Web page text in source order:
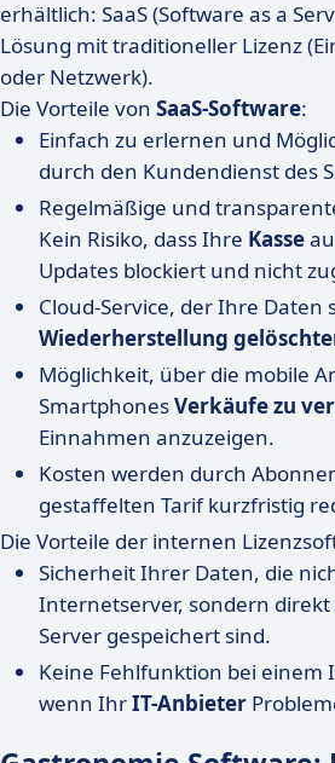
erhältlich: SaaS (Software as a
Lösung mit traditioneller Lizenz
oder Netzwerk).
Die Vorteile von SaaS-Software:
Einfach zu erlernen und
durch den Kundendienst des
Regelmäßige und
Kein Risiko, dass Ihre Kasse
Updates blockiert und nicht
Cloud-Service, der Ihre Daten
Wiederherstellung
Möglichkeit, über die mobile
SmartphonesVerkäufe zu
Einnahmen anzuzeigen.
Kosten werden durch
gestaffelten Tarif kurzfristig
Die Vorteile der internen
Sicherheit Ihrer Daten, die
Internetserver, sondern
Server gespeichert sind.
Keine Fehlfunktion bei
wenn IhrIT-Anbieter